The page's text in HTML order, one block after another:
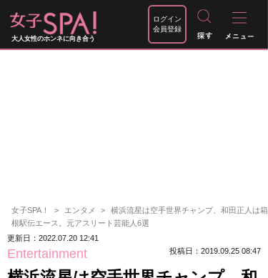
大人女性のホンネに向き合う
ログイン
会員登録
女子SPA！ エンタメ
横浜流星は空手世界チャンプ、和田正人は箱
根駅伝エース。元アスリート芸能人6選
更新日：2022.07.20 12:41
Entertainment 投稿日：2019.09.25 08:47